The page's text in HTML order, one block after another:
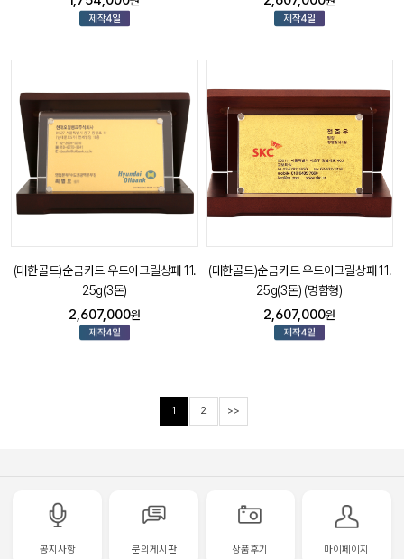
(대한골드)순금카드 우드아크릴상패 11.
25g(3돈)
2,607,000원
(대한골드)순금카드 우드아크릴상패 11.
25g(3돈) (명함형)
2,607,000원
1 2 >>
공지사항 문의게시판 상품후기 마이페이지